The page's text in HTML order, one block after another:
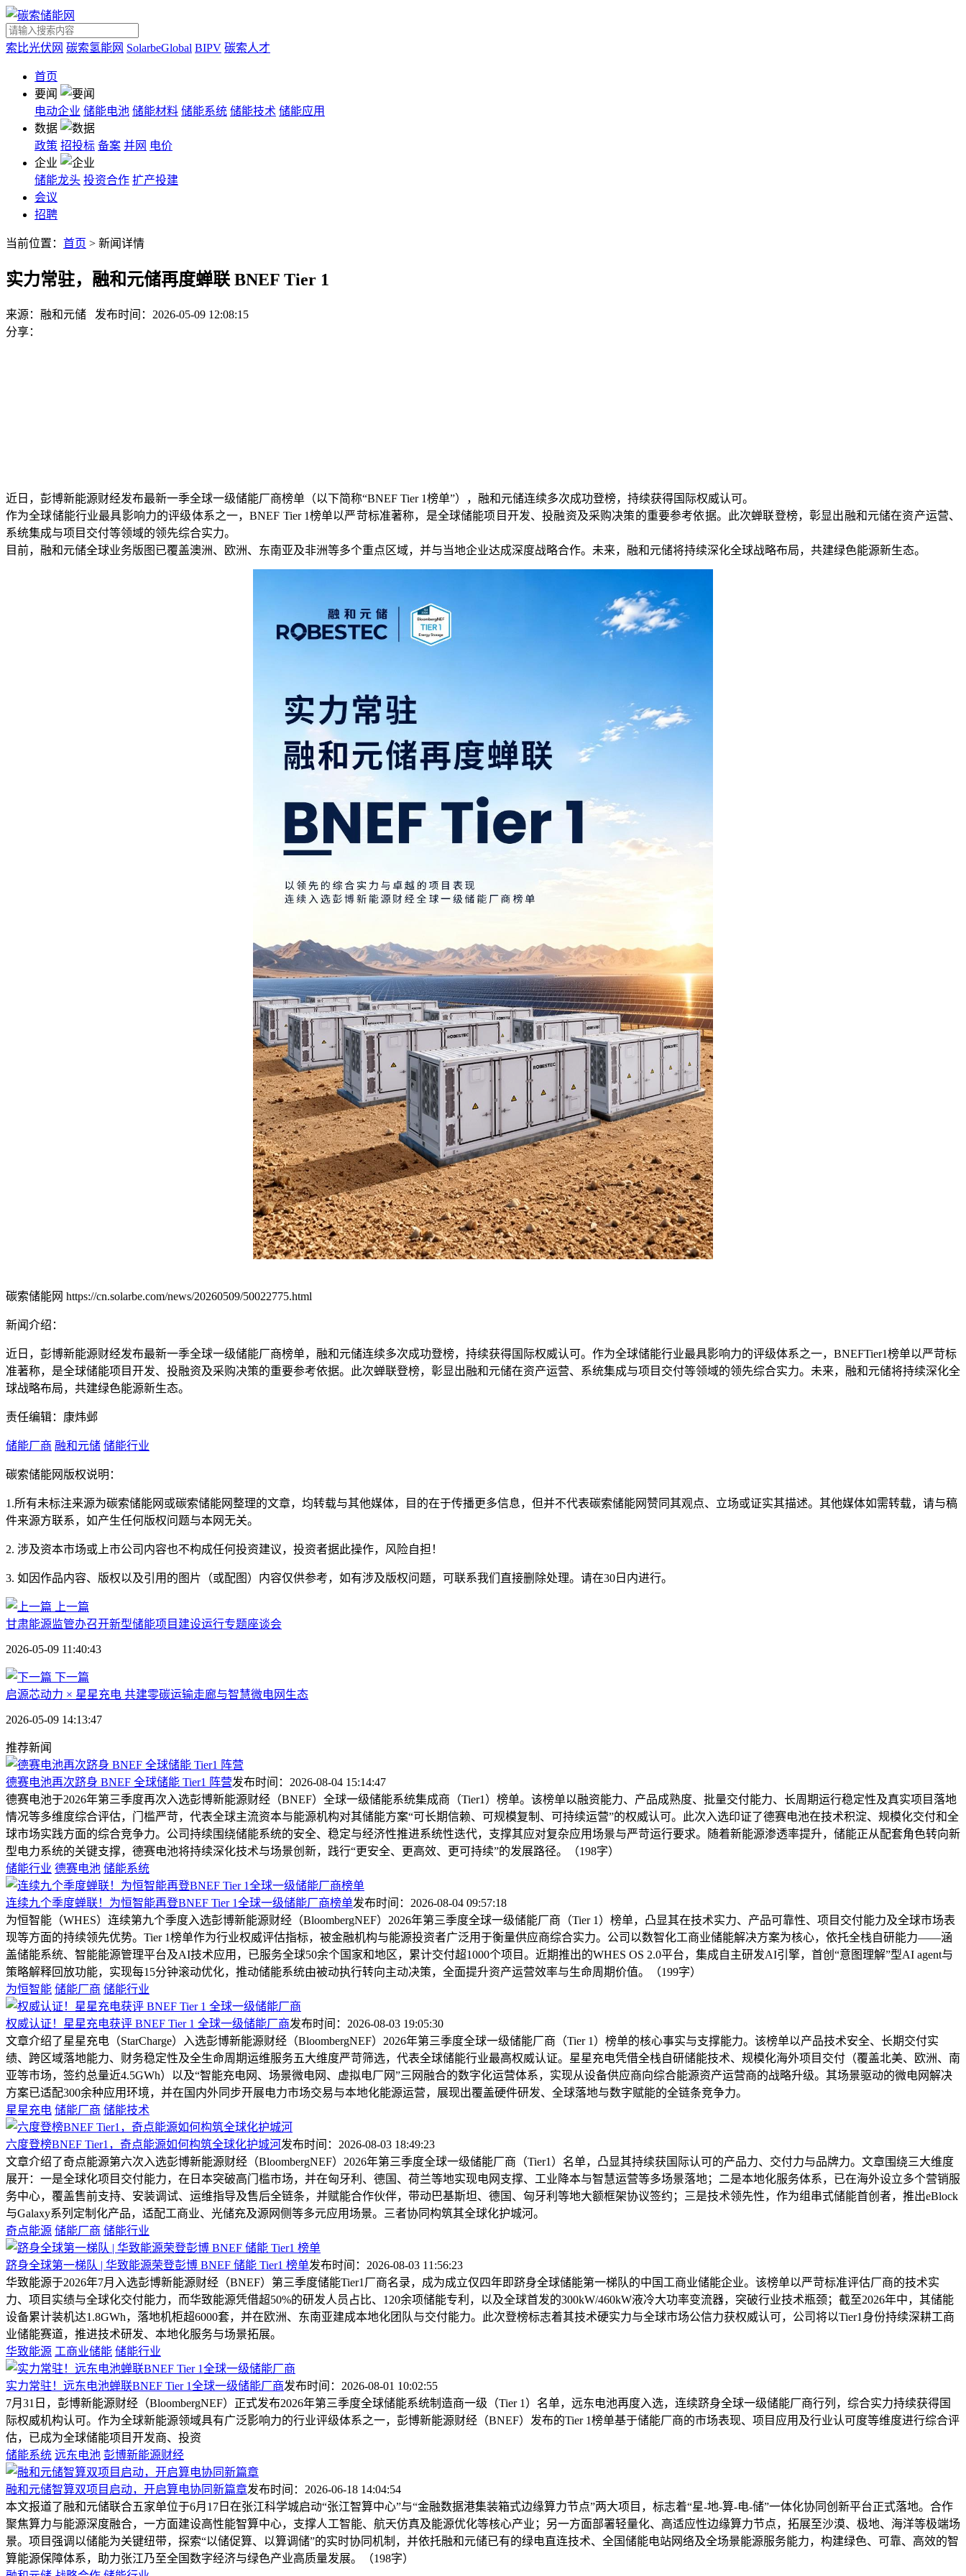
索比光伏网 碳索氢能网 SolarbeGlobal BIPV 碳索人才
首页
要闻
电动企业 储能电池 储能材料 储能系统 储能技术 储能应用
数据
政策 招投标 备案 并网 电价
企业
储能龙头 投资合作 扩产投建
会议
招聘
当前位置： 首页 > 新闻详情
实力常驻，融和元储再度蝉联 BNEF Tier 1
来源：融和元储
发布时间：2026-05-09 12:08:15
分享：
近日，彭博新能源财经发布最新一季全球一级储能厂商榜单（以下简称“BNEF Tier 1榜单”），融和元储连续多次成功登榜，持续获得国际权威认可。
作为全球储能行业最具影响力的评级体系之一，BNEF Tier 1榜单以严苛标准著称，是全球储能项目开发、投融资及采购决策的重要参考依据。此次蝉联登榜，彰显出融和元储在资产运营、
系统集成与项目交付等领域的领先综合实力。
目前，融和元储全球业务版图已覆盖澳洲、欧洲、东南亚及非洲等多个重点区域，并与当地企业达成深度战略合作。未来，融和元储将持续深化全球战略布局，共建绿色能源新生态。
碳索储能网 https://cn.solarbe.com/news/20260509/50022775.html
新闻介绍：
近日，彭博新能源财经发布最新一季全球一级储能厂商榜单，融和元储连续多次成功登榜，持续获得国际权威认可。作为全球储能行业最具影响力的评级体系之一，BNEFTier1榜单以严苛标
准著称，是全球储能项目开发、投融资及采购决策的重要参考依据。此次蝉联登榜，彰显出融和元储在资产运营、系统集成与项目交付等领域的领先综合实力。未来，融和元储将持续深化全
球战略布局，共建绿色能源新生态。
责任编辑：康炜邺
储能厂商 融和元储 储能行业
碳索储能网版权说明：
1.所有未标注来源为碳索储能网或碳索储能网整理的文章，均转载与其他媒体，目的在于传播更多信息，但并不代表碳索储能网赞同其观点、立场或证实其描述。其他媒体如需转载，请与稿
件来源方联系，如产生任何版权问题与本网无关。
2. 涉及资本市场或上市公司内容也不构成任何投资建议，投资者据此操作，风险自担！
3. 如因作品内容、版权以及引用的图片（或配图）内容仅供参考，如有涉及版权问题，可联系我们直接删除处理。请在30日内进行。
上一篇
甘肃能源监管办召开新型储能项目建设运行专题座谈会
2026-05-09 11:40:43
下一篇
启源芯动力 × 星星充电 共建零碳运输走廊与智慧微电网生态
2026-05-09 14:13:47
推荐新闻
德赛电池再次跻身 BNEF 全球储能 Tier1 阵营发布时间：2026-08-04 15:14:47
德赛电池于2026年第三季度再次入选彭博新能源财经（BNEF）全球一级储能系统集成商（Tier1）榜单。该榜单以融资能力、产品成熟度、批量交付能力、长周期运行稳定性及真实项目落地
情况等多维度综合评估，门槛严苛，代表全球主流资本与能源机构对其储能方案“可长期信赖、可规模复制、可持续运营”的权威认可。此次入选印证了德赛电池在技术积淀、规模化交付和全
球市场实践方面的综合竞争力。公司持续围绕储能系统的安全、稳定与经济性推进系统性迭代，支撑其应对复杂应用场景与严苛运行要求。随着新能源渗透率提升，储能正从配套角色转向新
型电力系统的关键支撑，德赛电池将持续深化技术与场景创新，践行“更安全、更高效、更可持续”的发展路径。（198字）
储能行业 德赛电池 储能系统
连续九个季度蝉联！为恒智能再登BNEF Tier 1全球一级储能厂商榜单发布时间：2026-08-04 09:57:18
为恒智能（WHES）连续第九个季度入选彭博新能源财经（BloombergNEF）2026年第三季度全球一级储能厂商（Tier 1）榜单，凸显其在技术实力、产品可靠性、项目交付能力及全球市场表
现等方面的持续领先优势。Tier 1榜单作为行业权威评估指标，被金融机构与能源投资者广泛用于衡量供应商综合实力。公司以数智化工商业储能解决方案为核心，依托全栈自研能力——涵
盖储能系统、智能能源管理平台及AI技术应用，已服务全球50余个国家和地区，累计交付超1000个项目。近期推出的WHES OS 2.0平台，集成自主研发AI引擎，首创“意图理解”型AI agent与
策略解释回放功能，实现每15分钟滚动优化，推动储能系统由被动执行转向主动决策，全面提升资产运营效率与生命周期价值。（199字）
为恒智能 储能厂商 储能行业
权威认证！星星充电获评 BNEF Tier 1 全球一级储能厂商发布时间：2026-08-03 19:05:30
文章介绍了星星充电（StarCharge）入选彭博新能源财经（BloombergNEF）2026年第三季度全球一级储能厂商（Tier 1）榜单的核心事实与支撑能力。该榜单以产品技术安全、长期交付实
绩、跨区域落地能力、财务稳定性及全生命周期运维服务五大维度严苛筛选，代表全球储能行业最高权威认证。星星充电凭借全栈自研储能技术、规模化海外项目交付（覆盖北美、欧洲、南
亚等市场，签约总量近4.5GWh）以及“智能充电网、场景微电网、虚拟电厂网”三网融合的数字化运营体系，实现从设备供应商向综合能源资产运营商的战略升级。其场景驱动的微电网解决
方案已适配300余种应用环境，并在国内外同步开展电力市场交易与本地化能源运营，展现出覆盖硬件研发、全球落地与数字赋能的全链条竞争力。
星星充电 储能厂商 储能技术
六度登榜BNEF Tier1，奇点能源如何构筑全球化护城河发布时间：2026-08-03 18:49:23
文章介绍了奇点能源第六次入选彭博新能源财经（BloombergNEF）2026年第三季度全球一级储能厂商（Tier1）名单，凸显其持续获国际认可的产品力、交付力与品牌力。文章围绕三大维度
展开：一是全球化项目交付能力，在日本突破高门槛市场，并在匈牙利、德国、荷兰等地实现电网支撑、工业降本与智慧运营等多场景落地；二是本地化服务体系，已在海外设立多个营销服
务中心，覆盖售前支持、安装调试、运维指导及售后全链条，并赋能合作伙伴，带动巴基斯坦、德国、匈牙利等地大额框架协议签约；三是技术领先性，作为组串式储能首创者，推出eBlock
与Galaxy系列定制化产品，适配工商业、光储充及源网侧等多元应用场景。三者协同构筑其全球化护城河。
奇点能源 储能厂商 储能行业
跻身全球第一梯队 | 华致能源荣登彭博 BNEF 储能 Tier1 榜单发布时间：2026-08-03 11:56:23
华致能源于2026年7月入选彭博新能源财经（BNEF）第三季度储能Tier1厂商名录，成为成立仅四年即跻身全球储能第一梯队的中国工商业储能企业。该榜单以严苛标准评估厂商的技术实
力、项目实绩与全球化交付能力，而华致能源凭借超50%的研发人员占比、120余项储能专利，以及全球首发的300kW/460kW液冷大功率变流器，突破行业技术瓶颈；截至2026年中，其储能
设备累计装机达1.8GWh，落地机柜超6000套，并在欧洲、东南亚建成本地化团队与交付能力。此次登榜标志着其技术硬实力与全球市场公信力获权威认可，公司将以Tier1身份持续深耕工商
业储能赛道，推进技术研发、本地化服务与场景拓展。
华致能源 工商业储能 储能行业
实力常驻！远东电池蝉联BNEF Tier 1全球一级储能厂商发布时间：2026-08-01 10:02:55
7月31日，彭博新能源财经（BloombergNEF）正式发布2026年第三季度全球储能系统制造商一级（Tier 1）名单，远东电池再度入选，连续跻身全球一级储能厂商行列，综合实力持续获得国
际权威机构认可。作为全球新能源领域具有广泛影响力的行业评级体系之一，彭博新能源财经（BNEF）发布的Tier 1榜单基于储能厂商的市场表现、项目应用及行业认可度等维度进行综合评
估，已成为全球储能项目开发商、投资
储能系统 远东电池 彭博新能源财经
融和元储智算双项目启动，开启算电协同新篇章发布时间：2026-06-18 14:04:54
本文报道了融和元储联合五家单位于6月17日在张江科学城启动“张江智算中心”与“金融数据港集装箱式边缘算力节点”两大项目，标志着“星-地-算-电-储”一体化协同创新平台正式落地。合作
聚焦算力与能源深度融合，一方面建设高性能智算中心，支撑人工智能、航天仿真及能源优化等核心产业；另一方面部署轻量化、高适应性边缘算力节点，拓展至沙漠、极地、海洋等极端场
景。项目强调以储能为关键纽带，探索“以储促算、以算调储”的实时协同机制，并依托融和元储已有的绿电直连技术、全国储能电站网络及全场景能源服务能力，构建绿色、可靠、高效的智
算能源保障体系，助力张江乃至全国数字经济与绿色产业高质量发展。（198字）